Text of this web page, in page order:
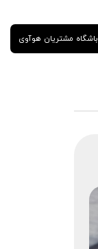
باشگاه مشتریان هوآوی